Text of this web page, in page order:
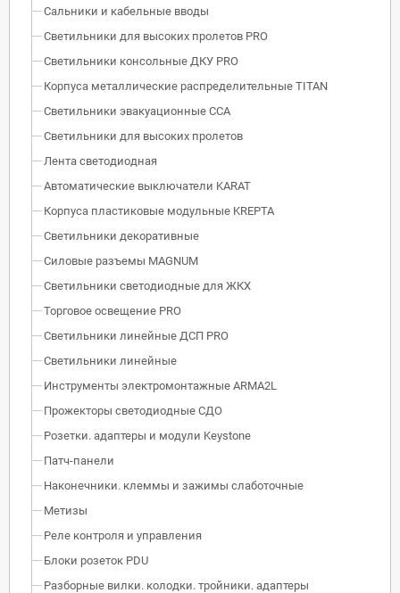
Сальники и кабельные вводы
Светильники для высоких пролетов PRO
Светильники консольные ДКУ PRO
Корпуса металлические распределительные TITAN
Светильники эвакуационные ССА
Светильники для высоких пролетов
Лента светодиодная
Автоматические выключатели KARAT
Корпуса пластиковые модульные KREPTA
Светильники декоративные
Силовые разъемы MAGNUM
Светильники светодиодные для ЖКХ
Торговое освещение PRO
Светильники линейные ДСП PRO
Светильники линейные
Инструменты электромонтажные ARMA2L
Прожекторы светодиодные СДО
Розетки. адаптеры и модули Keystone
Патч-панели
Наконечники. клеммы и зажимы слаботочные
Метизы
Реле контроля и управления
Блоки розеток PDU
Разборные вилки. колодки. тройники. адаптеры